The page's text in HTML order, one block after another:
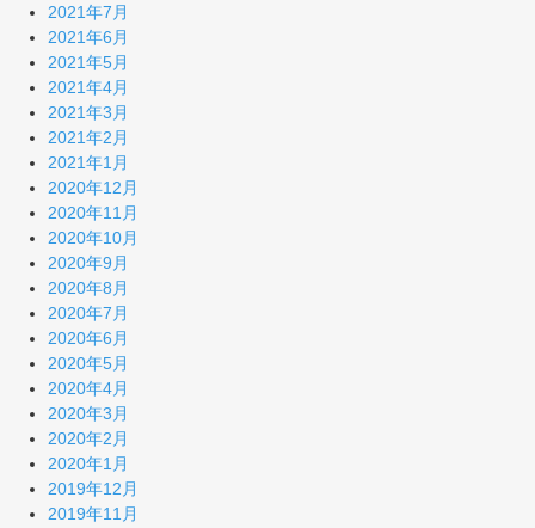
2021年7月
2021年6月
2021年5月
2021年4月
2021年3月
2021年2月
2021年1月
2020年12月
2020年11月
2020年10月
2020年9月
2020年8月
2020年7月
2020年6月
2020年5月
2020年4月
2020年3月
2020年2月
2020年1月
2019年12月
2019年11月